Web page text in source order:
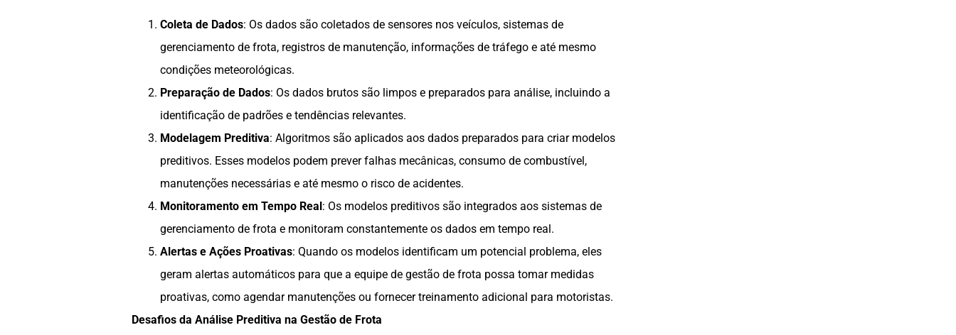
Coleta de Dados: Os dados são coletados de sensores nos veículos, sistemas de
gerenciamento de frota, registros de manutenção, informações de tráfego e até mesmo
condições meteorológicas.
Preparação de Dados: Os dados brutos são limpos e preparados para análise, incluindo a
identificação de padrões e tendências relevantes.
Modelagem Preditiva: Algoritmos são aplicados aos dados preparados para criar modelos
preditivos. Esses modelos podem prever falhas mecânicas, consumo de combustível,
manutenções necessárias e até mesmo o risco de acidentes.
Monitoramento em Tempo Real : Os modelos preditivos são integrados aos sistemas de
gerenciamento de frota e monitoram constantemente os dados em tempo real.
Alertas e Ações Proativas: Quando os modelos identificam um potencial problema, eles
geram alertas automáticos para que a equipe de gestão de frota possa tomar medidas
proativas, como agendar manutenções ou fornecer treinamento adicional para motoristas.
Desafios da Análise Preditiva na Gestão de Frota